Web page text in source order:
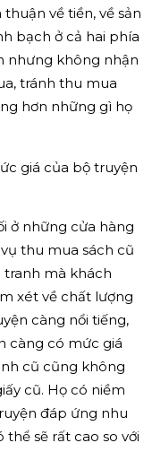
về tiền, về sản
bạch ở cả hai phía
nhưng không nhận
tránh thu mua
hơn những gì họ
giá của bộ truyện
ở những cửa hàng
thu mua sách cũ
tranh mà khách
xét về chất lượng
càng nổi tiếng,
càng có mức giá
cũ cũng không
cũ. Họ có niềm
đáp ứng nhu
sẽ rất cao so với